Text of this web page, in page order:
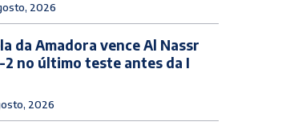
2026
da Amadora vence Al Nassr
2 no último teste antes da I
2026